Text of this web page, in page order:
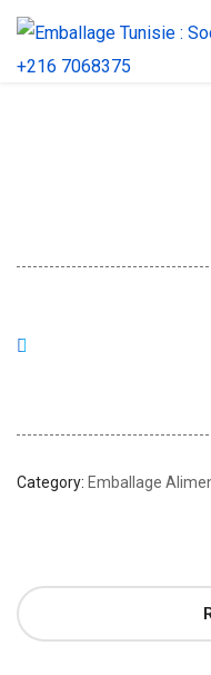
Category: Emballage